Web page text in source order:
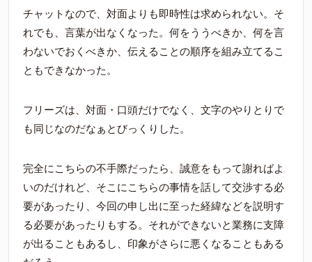
チャットなので、対面よりも即時性は求められない。そ
れでも、言葉が出なくなった。何をううべきか、何を言
わないでおくべきか、伝えることの順序を組み立てるこ
ともできなかった。
フリーズは、対面・口頭だけでなく、文字のやりとりで
も同じなのだなぁとびっくりした。
完全にこちらの不手際だったら、誠意をもって謝ればよ
いのだけれど、そこにこちらの事情を話して交渉する必
要があったり、今回の申し出に至った経緯などを説明す
る必要があったりもする。それができないと業務に支障
が出ることもあるし、印象がさらに悪くなることもある